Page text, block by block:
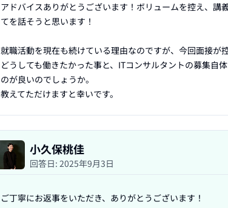
アドバイスありがとうございます！ボリュームを控え、講
てを話そうと思います！
就職活動を現在も続けている理由なのですが、今回面接が
どうしても働きたかった事と、ITコンサルタントの募集自
のが良いのでしょうか。
教えてただけますと幸いです。
小久保桃佳
回答日: 2025年9月3日
ご丁寧にお返事をいただき、ありがとうございます！